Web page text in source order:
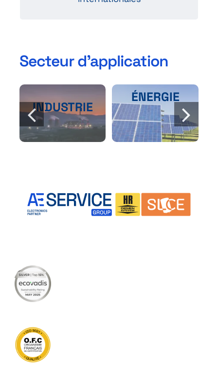
Secteur d’application
INDUSTRIE
ÉNERGIE